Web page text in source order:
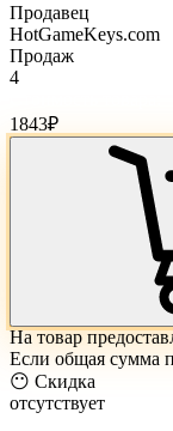
Продавец
HotGameKeys.com
Продаж
4
1843₽
На товар
Если общая сумма
😶 Скидка
отсутствует